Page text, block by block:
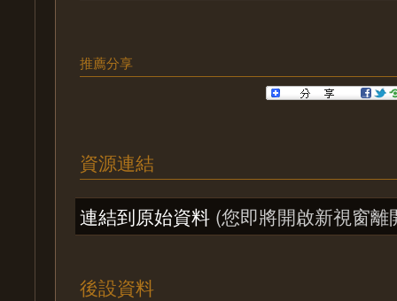
推薦分享
資源連結
連結到原始資料 (您即將開啟新視窗離
後設資料